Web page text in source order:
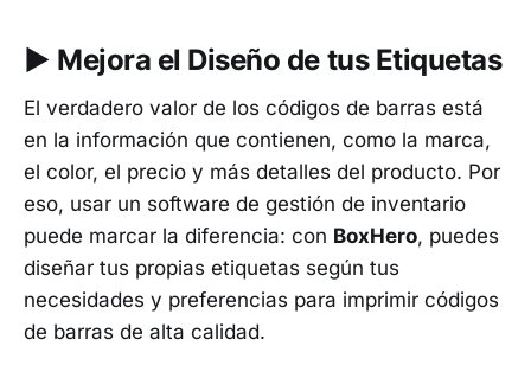
▶︎ Mejora el Diseño de tus Etiquetas
El verdadero valor de los códigos de barras está
en la información que contienen, como la marca,
el color, el precio y más detalles del producto. Por
eso, usar un software de gestión de inventario
puede marcar la diferencia: con BoxHero, puedes
diseñar tus propias etiquetas según tus
necesidades y preferencias para imprimir códigos
de barras de alta calidad.